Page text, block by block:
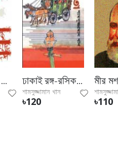
বঙ্গবন্ধু মুক্তিযুদ্ধে বাংলাদেশ ঢাকাই রঙ্গ-রসিকতা
শামসুজ্জামান খান
৳120 ৳110